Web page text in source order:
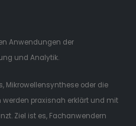
Anwendungen der
und Analytik.
Mikrowellensynthese oder die
praxisnah erklärt und mit
Ziel ist es, Fachanwendern